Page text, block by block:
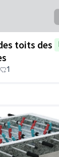
toits des
1